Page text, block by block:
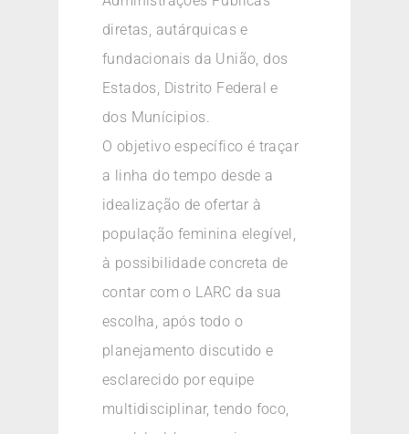
diretas, autárquicas e
fundacionais da União, dos
Estados, Distrito Federal e
dos Munícipios.
O objetivo específico é traçar
a linha do tempo desde a
idealização de ofertar à
população feminina elegível,
à possibilidade concreta de
contar com o LARC da sua
escolha, após todo o
planejamento discutido e
esclarecido por equipe
multidisciplinar, tendo foco,